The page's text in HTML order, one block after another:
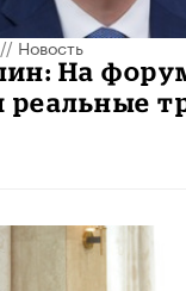
Новость
На
реальные